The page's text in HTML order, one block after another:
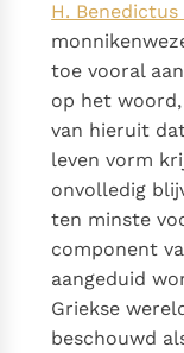
H.
toe vooral
op het
van hieruit
leven vorm
onvolledig
ten minste
component
aangeduid
Griekse
beschouwd